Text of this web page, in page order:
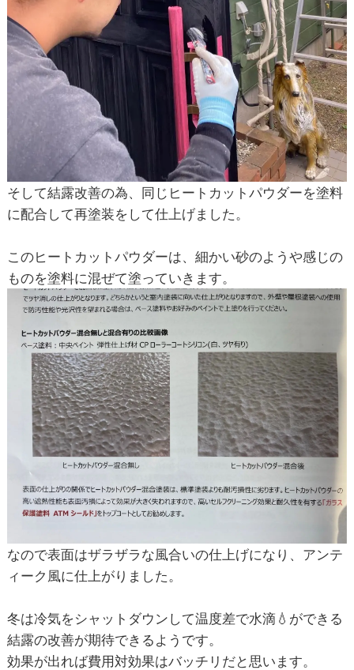
そして結露改善の為、同じヒートカットパウダーを塗料
に配合して再塗装をして仕上げました。
このヒートカットパウダーは、細かい砂のようや感じの
ものを塗料に混ぜて塗っていきます。
なので表面はザラザラな風合いの仕上げになり、アンテ
ィーク風に仕上がりました。
冬は冷気をシャットダウンして温度差で水滴💧ができる
結露の改善が期待できるようです。
効果が出れば費用対効果はバッチリだと思います。